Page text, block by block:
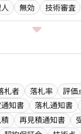
無効 技術審査
札者 落札率 評価
知書 落札通知書
再見積通知書